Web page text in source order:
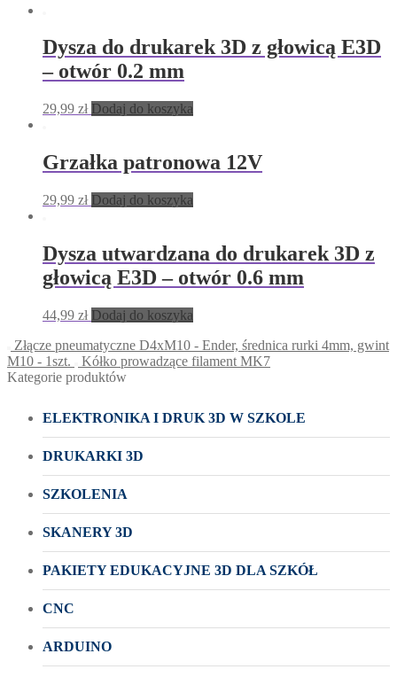
Dysza do drukarek 3D z głowicą E3D
– otwór 0.2 mm
29,99 zł Dodaj do koszyka
Grzałka patronowa 12V
29,99 zł Dodaj do koszyka
Dysza utwardzana do drukarek 3D z
głowicą E3D – otwór 0.6 mm
44,99 zł Dodaj do koszyka
Złącze pneumatyczne D4xM10 - Ender, średnica rurki 4mm, gwint
M10 - 1szt.
Kółko prowadzące filament MK7
Kategorie produktów
ELEKTRONIKA I DRUK 3D W SZKOLE
DRUKARKI 3D
SZKOLENIA
SKANERY 3D
PAKIETY EDUKACYJNE 3D DLA SZKÓŁ
CNC
ARDUINO